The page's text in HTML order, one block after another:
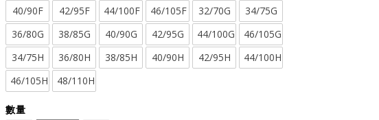
40/90F
42/95F 44/100F 46/105F 32/70G
34/75G
36/80G
38/85G 40/90G 42/95G 44/100G
46/105G
34/75H
36/80H 38/85H 40/90H 42/95H
44/100H
46/105H
48/110H
數量